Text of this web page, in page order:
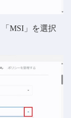
MSI」を選択